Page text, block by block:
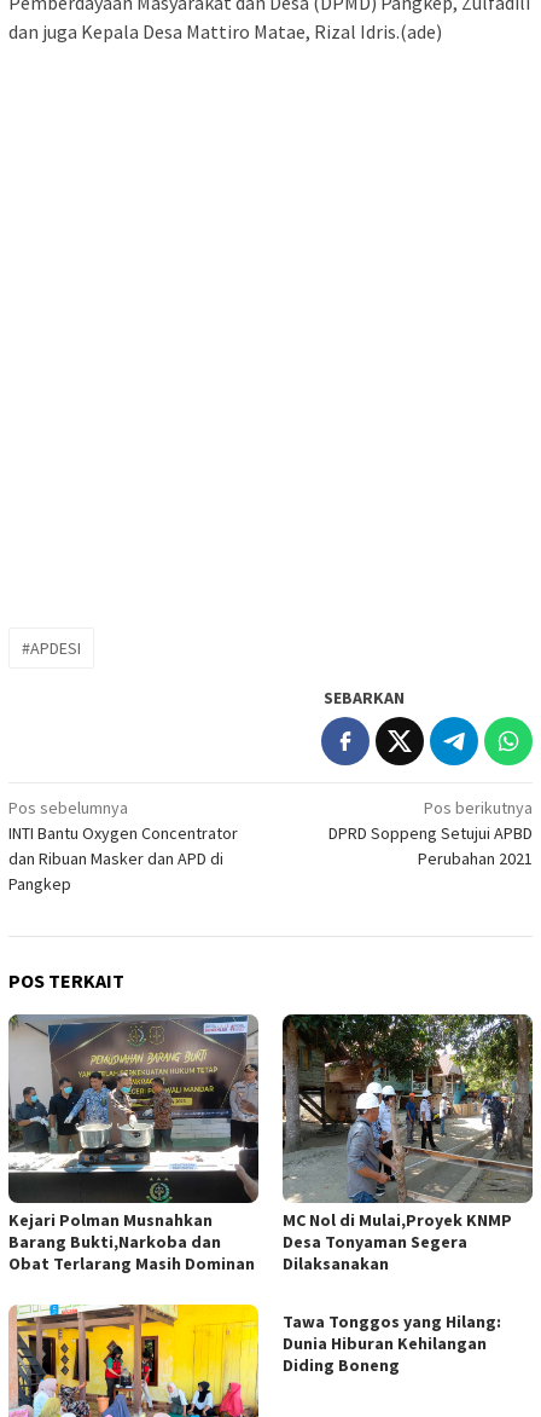
dan juga Kepala Desa Mattiro Matae, Rizal Idris.(ade)
#APDESI
SEBARKAN
Navigasi
pos
Pos sebelumnya
INTI Bantu Oxygen Concentrator
dan Ribuan Masker dan APD di
Pangkep
Pos berikutnya
DPRD Soppeng Setujui APBD
Perubahan 2021
POS TERKAIT
Kejari Polman Musnahkan
Barang Bukti,Narkoba dan
Obat Terlarang Masih Dominan
MC Nol di Mulai,Proyek KNMP
Desa Tonyaman Segera
Dilaksanakan
Tawa Tonggos yang Hilang:
Dunia Hiburan Kehilangan
Diding Boneng